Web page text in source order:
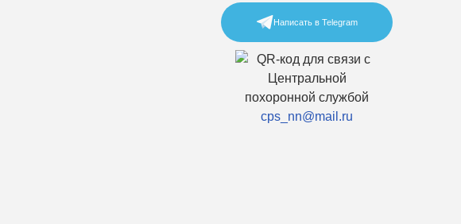
Написать в Telegram
cps_nn@mail.ru